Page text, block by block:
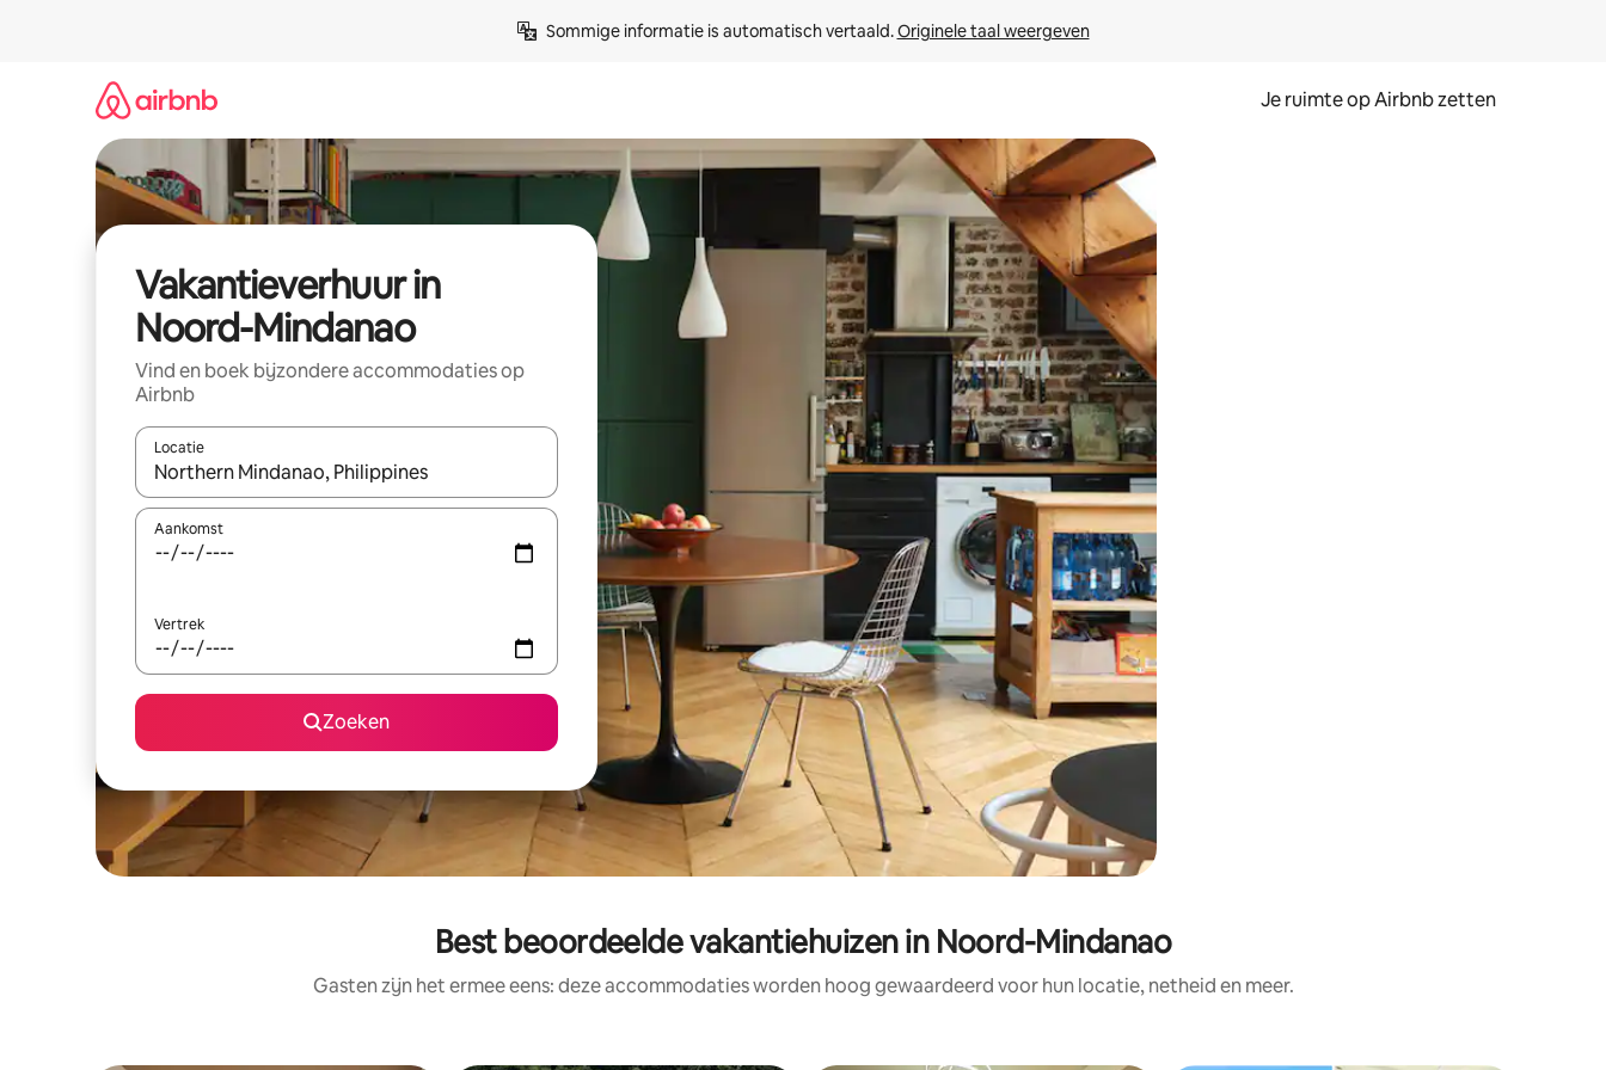
Sommige informatie is automatisch vertaald. Originele taal weergeven
Je ruimte op Airbnb zetten
Vakantieverhuur in
Noord-Mindanao
Vind en boek bijzondere accommodaties op
Airbnb
Locatie
Wanneer er suggesties beschikbaar zijn, maak je een keuze met je de pijltjestoetsen omhoog en omlaag, óf door te tikken of swipen.
Aankomst
Vertrek
Zoeken
Best beoordeelde vakantiehuizen in Noord-Mindanao
Gasten zijn het ermee eens: deze accommodaties worden hoog gewaardeerd voor hun locatie, netheid en meer.